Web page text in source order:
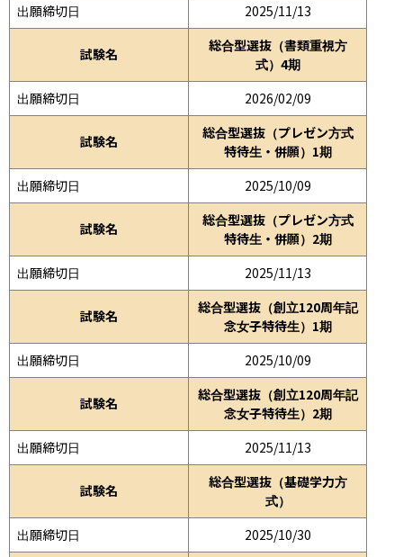
出願締切日
2025/11/13
試験名
総合型選抜（書類重視方
式）4期
出願締切日
2026/02/09
試験名
総合型選抜（プレゼン方式
特待生・併願）1期
出願締切日
2025/10/09
試験名
総合型選抜（プレゼン方式
特待生・併願）2期
出願締切日
2025/11/13
試験名
総合型選抜（創立120周年記
念女子特待生）1期
出願締切日
2025/10/09
試験名
総合型選抜（創立120周年記
念女子特待生）2期
出願締切日
2025/11/13
試験名
総合型選抜（基礎学力方
式）
出願締切日
2025/10/30